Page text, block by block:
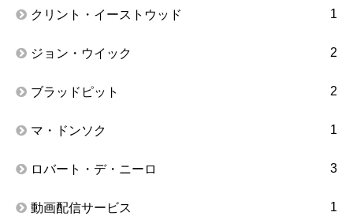
クリント・イーストウッド 1
ジョン・ウイック 2
ブラッドピット 2
マ・ドンソク 1
ロバート・デ・ニーロ 3
動画配信サービス 1